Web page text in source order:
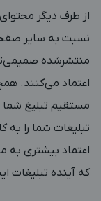
از طرف دیگر
نسبت به سایر
منتشرشده
اعتماد می‌کنند.
مستقیم تبلیغ شما
تبلیغات شما را به
اعتماد بیشتری به
که آینده تبلیغات